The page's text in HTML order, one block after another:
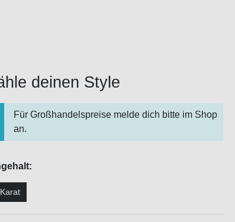
deinen Style
Für Großhandelspreise melde dich bitte im Shop
an.